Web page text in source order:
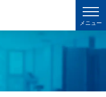
メニュー